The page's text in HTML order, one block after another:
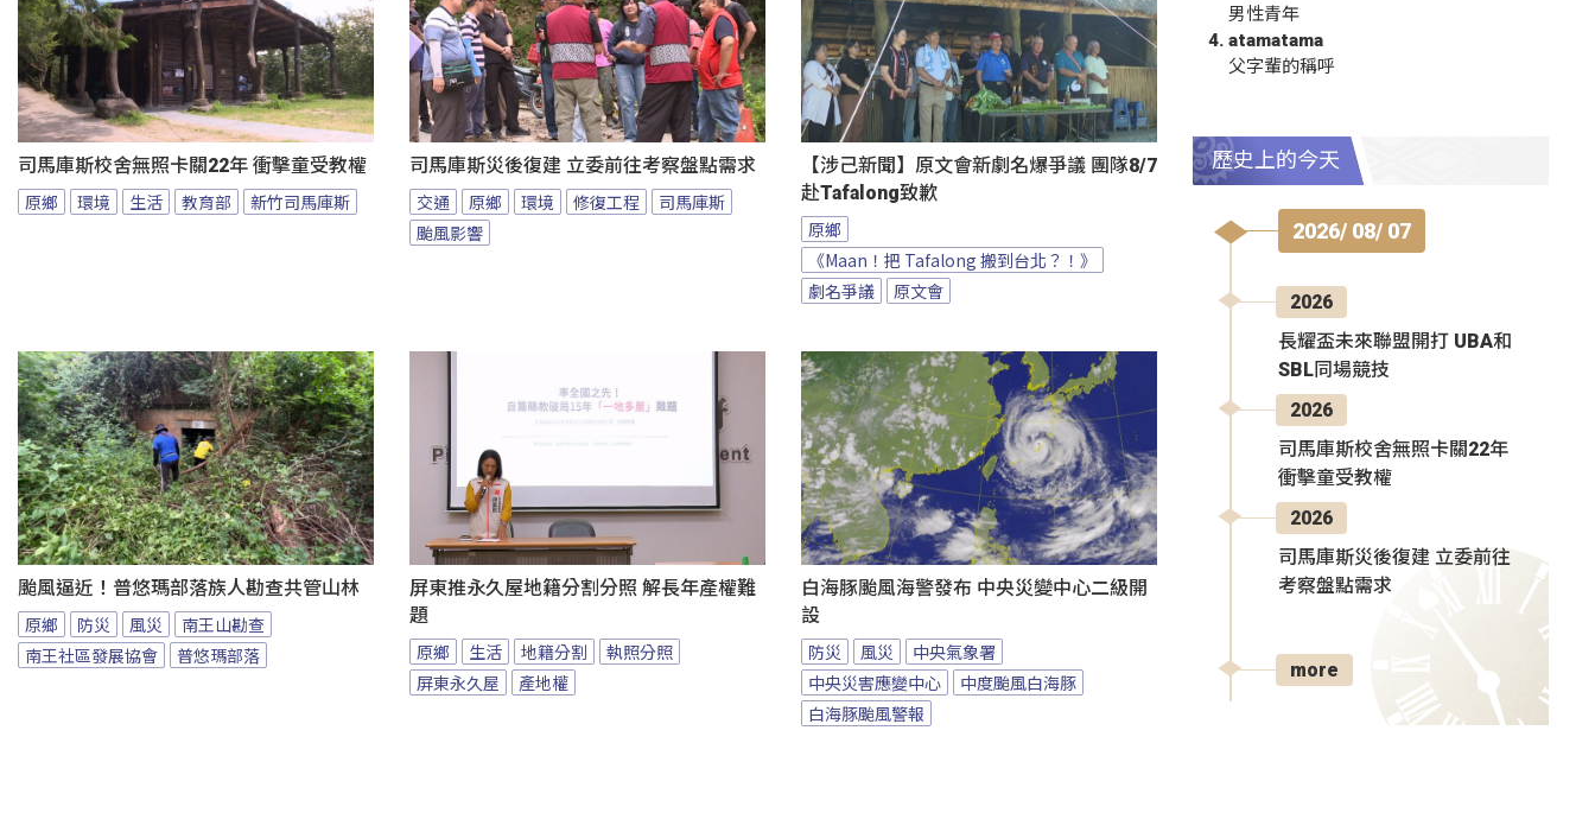
司馬庫斯校舍無照卡關22年 衝擊童受教權
原鄉 環境 生活 教育部 新竹司馬庫斯
司馬庫斯災後復建 立委前往考察盤點需求
交通 原鄉 環境 修復工程
司馬庫斯
颱風影響
【涉己新聞】原文會新劇名爆爭議 團隊8/7
赴Tafalong致歉
原鄉
《Maan！把 Tafalong 搬到台北？！》
劇名爭議
原文會
颱風逼近！普悠瑪部落族人勘查共管山林
原鄉 防災 風災
南王山勘查
南王社區發展協會
普悠瑪部落
屏東推永久屋地籍分割分照 解長年產權難
題
原鄉 生活 地籍分割
執照分照
屏東永久屋
產地權
白海豚颱風海警發布 中央災變中心二級開
設
防災 風災
中央氣象署
中央災害應變中心
中度颱風白海豚
白海豚颱風警報
男性青年
atamatama
父字輩的稱呼
歷史上的今天
2026/ 08/ 07
2026
長耀盃未來聯盟開打 UBA和
SBL同場競技
2026
司馬庫斯校舍無照卡關22年
衝擊童受教權
2026
司馬庫斯災後復建 立委前往
考察盤點需求
more